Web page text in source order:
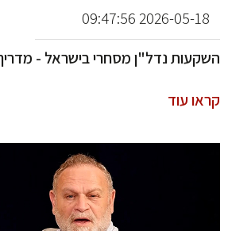
2026-05-18 09:47:56
השקעות נדל"ן מסחרי בישראל - מדריך 2026
קראו עוד